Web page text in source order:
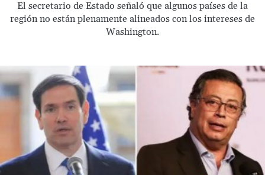
El secretario de Estado señaló que algunos países de la
región no están plenamente alineados con los intereses de
Washington.